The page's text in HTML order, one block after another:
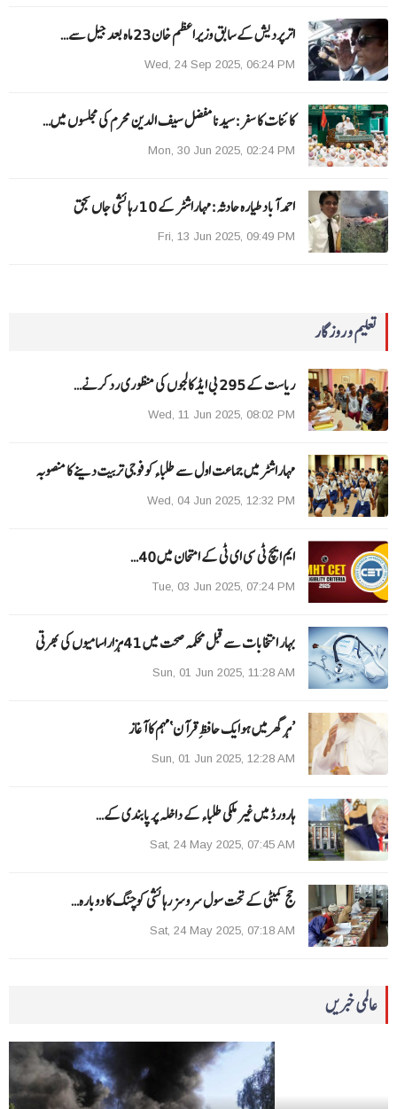
اترپردیش کے سابق وزیراعظم خان 23 ماہ بعد جیل سے…
Wed, 24 Sep 2025, 06:24 PM
کائنات کا سفر:سیدنا مفضل سیف الدین محرم کی مجلسوں میں…
Mon, 30 Jun 2025, 02:24 PM
احمد آباد طیارہ حادثہ :مہاراشٹر کے 10 رہائشی جاں بحق
Fri, 13 Jun 2025, 09:49 PM
تعلیم و روزگار
ریاست کے 295 بی ایڈ کالجوں کی منظوری رد کرنے…
Wed, 11 Jun 2025, 08:02 PM
مہاراشٹرمیں جماعت اول سے طلباءکو فوجی تربیت دینے کا منصوبہ
Wed, 04 Jun 2025, 12:32 PM
ایم ایچ ٹی سی ای ٹی کے امتحان میں 40…
Tue, 03 Jun 2025, 07:24 PM
بہار انتخابات سے قبل محکمہ صحت میں 41ہزاراسامیوں کی بھرتی
Sun, 01 Jun 2025, 11:28 AM
’ہر گھر میں ہوایک حافظِ قرآن‘مہم کا آغاز
Sun, 01 Jun 2025, 12:28 AM
ہارورڈ میں غیر ملکی طلباء کے داخلہ پر پابندی کے…
Sat, 24 May 2025, 07:45 AM
حج کمیٹی کے تحت سول سروسز رہائشی کوچنگ کا دوبارہ…
Sat, 24 May 2025, 07:18 AM
عالمی خبریں